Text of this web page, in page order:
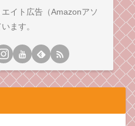
イト広告（Amazonアソ
ます。